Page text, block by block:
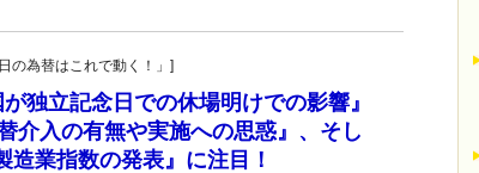
の為替はこれで動く！」]
独立記念日での休場明けでの影響』
介入の有無や実施への思惑』、そし
造業指数の発表』に注目！